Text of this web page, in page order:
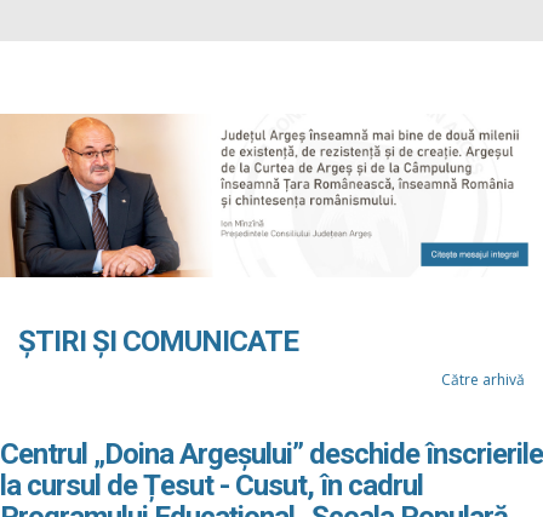
ȘTIRI ȘI COMUNICATE
Către arhivă
Centrul „Doina Argeșului” deschide înscrierile
la cursul de Țesut - Cusut, în cadrul